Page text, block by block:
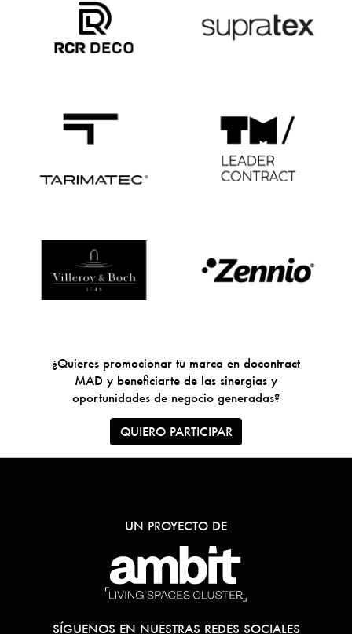
¿Quieres promocionar tu marca en docontract
MAD y beneficiarte de las sinergias y
oportunidades de negocio generadas?
QUIERO PARTICIPAR
UN PROYECTO DE
SÍGUENOS EN NUESTRAS REDES SOCIALES